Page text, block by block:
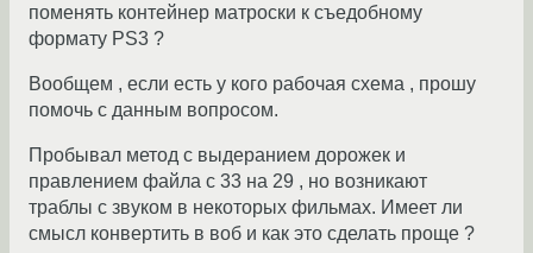
поменять контейнер матроски к съедобному
формату PS3 ?
Вообщем , если есть у кого рабочая схема , прошу
помочь с данным вопросом.
Пробывал метод с выдеранием дорожек и
правлением файла с 33 на 29 , но возникают
траблы с звуком в некоторых фильмах. Имеет ли
смысл конвертить в воб и как это сделать проще ?